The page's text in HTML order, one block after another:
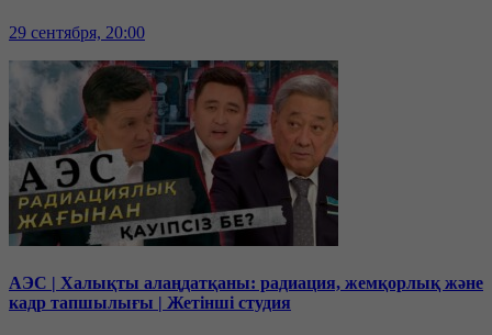
29 сентября, 20:00
АЭС | Халықты алаңдатқаны: радиация, жемқорлық және
кадр тапшылығы | Жетінші студия